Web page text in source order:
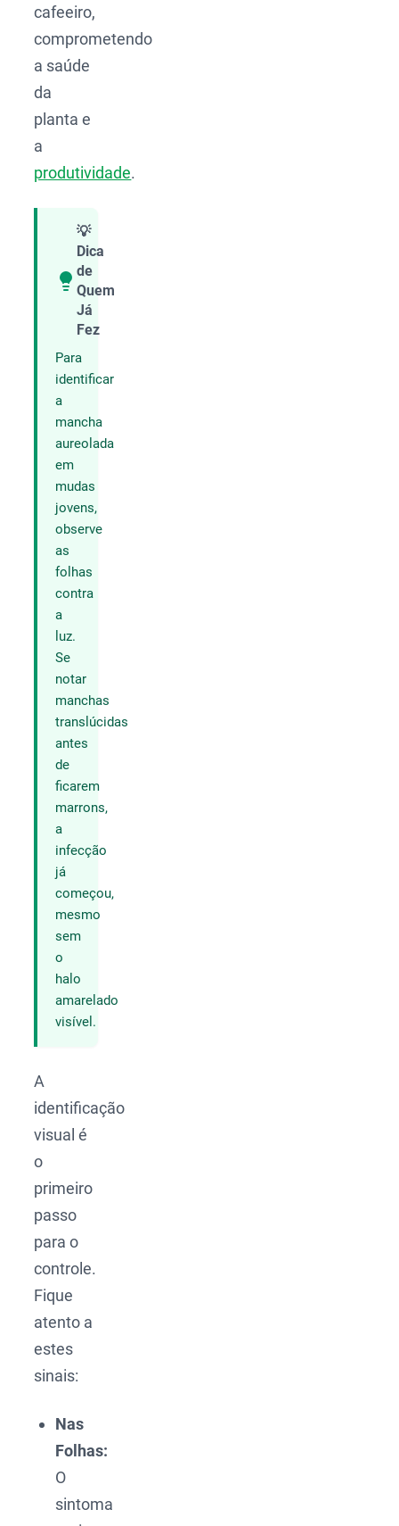
cafeeiro,
comprometendo
a saúde
da
planta e
a
produtividade.
💡
Dica
de
Quem
Já
Fez
Para
identificar
a
mancha
aureolada
em
mudas
jovens,
observe
as
folhas
contra
a
luz.
Se
notar
manchas
translúcidas
antes
de
ficarem
marrons,
a
infecção
já
começou,
mesmo
sem
o
halo
amarelado
visível.
A
identificação
visual é
o
primeiro
passo
para o
controle.
Fique
atento a
estes
sinais:
Nas
Folhas:
O
sintoma